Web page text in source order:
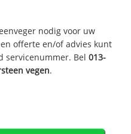
nodig voor uw
offerte en/of advies kunt
servicenummer. Bel013-
vegen.